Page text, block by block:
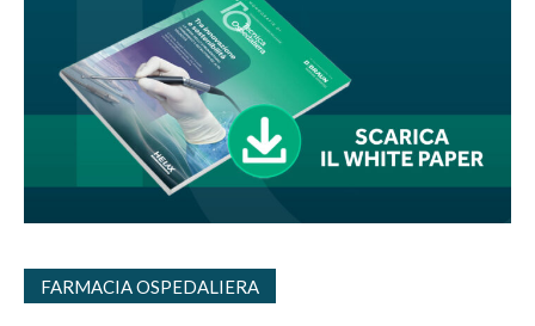
FARMACIA OSPEDALIERA